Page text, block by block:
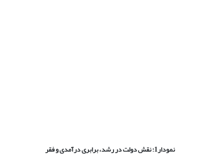
نمودار1: نقش دولت در رشد، برابری درآمدی و فقر